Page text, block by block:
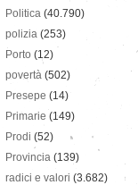
Politica (40.790)
polizia (253)
Porto (12)
povertà (502)
Presepe (14)
Primarie (149)
Prodi (52)
Provincia (139)
radici e valori (3.682)